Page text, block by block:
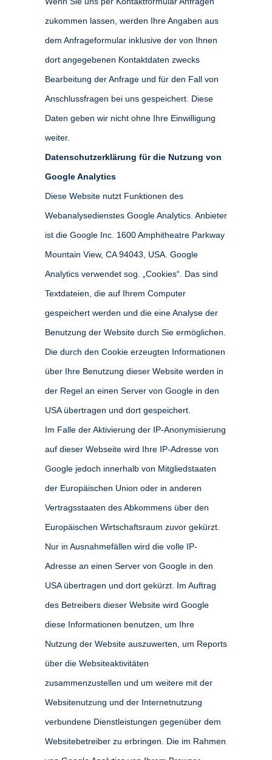
zukommen lassen, werden Ihre Angaben aus
dem Anfrageformular inklusive der von Ihnen
dort angegebenen Kontaktdaten zwecks
Bearbeitung der Anfrage und für den Fall von
Anschlussfragen bei uns gespeichert. Diese
Daten geben wir nicht ohne Ihre Einwilligung
weiter.
Datenschutzerklärung für die Nutzung von
Google Analytics
Diese Website nutzt Funktionen des
Webanalysedienstes Google Analytics. Anbieter
ist die Google Inc. 1600 Amphitheatre Parkway
Mountain View, CA 94043, USA. Google
Analytics verwendet sog. „Cookies“. Das sind
Textdateien, die auf Ihrem Computer
gespeichert werden und die eine Analyse der
Benutzung der Website durch Sie ermöglichen.
Die durch den Cookie erzeugten Informationen
über Ihre Benutzung dieser Website werden in
der Regel an einen Server von Google in den
USA übertragen und dort gespeichert.
Im Falle der Aktivierung der IP-Anonymisierung
auf dieser Webseite wird Ihre IP-Adresse von
Google jedoch innerhalb von Mitgliedstaaten
der Europäischen Union oder in anderen
Vertragsstaaten des Abkommens über den
Europäischen Wirtschaftsraum zuvor gekürzt.
Nur in Ausnahmefällen wird die volle IP-
Adresse an einen Server von Google in den
USA übertragen und dort gekürzt. Im Auftrag
des Betreibers dieser Website wird Google
diese Informationen benutzen, um Ihre
Nutzung der Website auszuwerten, um Reports
über die Websiteaktivitäten
zusammenzustellen und um weitere mit der
Websitenutzung und der Internetnutzung
verbundene Dienstleistungen gegenüber dem
Websitebetreiber zu erbringen. Die im Rahmen